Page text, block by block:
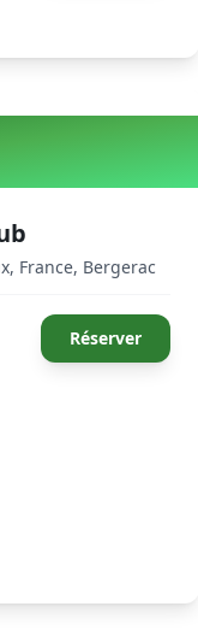
France, Bergerac
Réserver